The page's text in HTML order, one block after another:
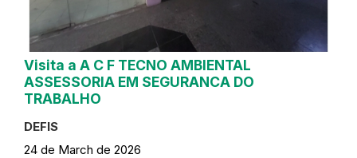
Visita a A C F TECNO AMBIENTAL
ASSESSORIA EM SEGURANCA DO
TRABALHO
DEFIS
24 de March de 2026